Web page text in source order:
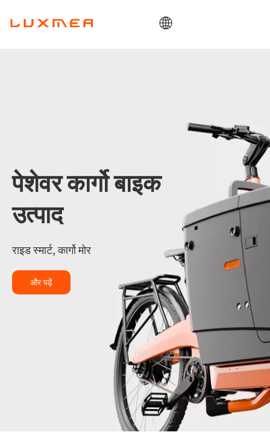
ब्लॉग
संपर्क
पेशेवर कार्गो बाइक
उत्पाद
राइड स्मार्ट, कार्गो मोर
और पढ़ें